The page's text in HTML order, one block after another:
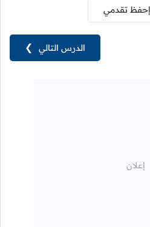
الدرس التالي ❯
إحفظ تقدمي